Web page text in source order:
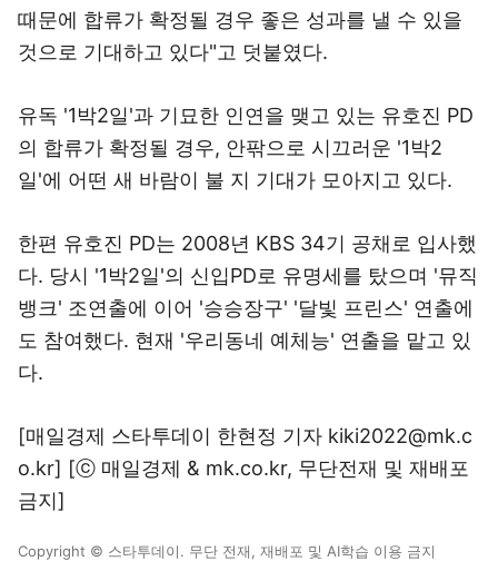
때문에 합류가 확정될 경우 좋은 성과를 낼 수 있을
것으로 기대하고 있다"고 덧붙였다.
유독 '1박2일'과 기묘한 인연을 맺고 있는 유호진 PD
의 합류가 확정될 경우, 안팎으로 시끄러운 '1박2
일'에 어떤 새 바람이 불 지 기대가 모아지고 있다.
한편 유호진 PD는 2008년 KBS 34기 공채로 입사했
다. 당시 '1박2일'의 신입PD로 유명세를 탔으며 '뮤직
뱅크' 조연출에 이어 '승승장구' '달빛 프린스' 연출에
도 참여했다. 현재 '우리동네 예체능' 연출을 맡고 있
다.
[매일경제 스타투데이 한현정 기자 kiki2022@mk.c
o.kr] [ⓒ 매일경제 & mk.co.kr, 무단전재 및 재배포
금지]
Copyright © 스타투데이. 무단 전재, 재배포 및 AI학습 이용 금지